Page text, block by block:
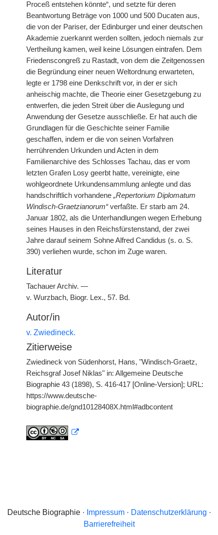
Proceß entstehen könnte“, und setzte für deren
Beantwortung Beträge von 1000 und 500 Ducaten aus,
die von der Pariser, der Edinburger und einer deutschen
Akademie zuerkannt werden sollten, jedoch niemals zur
Vertheilung kamen, weil keine Lösungen eintrafen. Dem
Friedenscongreß zu Rastadt, von dem die Zeitgenossen
die Begründung einer neuen Weltordnung erwarteten,
legte er 1798 eine Denkschrift vor, in der er sich
anheischig machte, die Theorie einer Gesetzgebung zu
entwerfen, die jeden Streit über die Auslegung und
Anwendung der Gesetze ausschließe. Er hat auch die
Grundlagen für die Geschichte seiner Familie
geschaffen, indem er die von seinen Vorfahren
herrührenden Urkunden und Acten in dem
Familienarchive des Schlosses Tachau, das er vom
letzten Grafen Losy geerbt hatte, vereinigte, eine
wohlgeordnete Urkundensammlung anlegte und das
handschriftlich vorhandene „Repertorium Diplomatum
Windisch-Graetzianorum“verfaßte. Er starb am 24.
Januar 1802, als die Unterhandlungen wegen Erhebung
seines Hauses in den Reichsfürstenstand, der zwei
Jahre darauf seinem Sohne Alfred Candidus (s. o. S.
390) verliehen wurde, schon im Zuge waren.
Literatur
Tachauer Archiv. —
v. Wurzbach, Biogr. Lex., 57. Bd.
Autor/in
v. Zwiedineck.
Zitierweise
Zwiedineck von Südenhorst, Hans, "Windisch-Graetz,
Reichsgraf Josef Niklas" in: Allgemeine Deutsche
Biographie 43 (1898), S. 416-417 [Online-Version]; URL:
https://www.deutsche-
biographie.de/gnd10128408X.html#adbcontent
Deutsche Biographie · Impressum· Datenschutzerklärung ·
Barrierefreiheit